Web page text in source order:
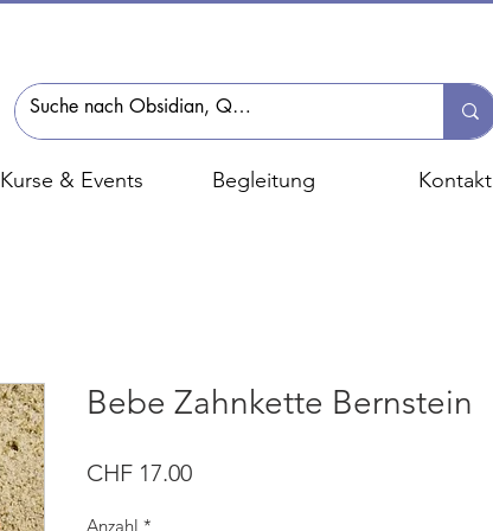
Kurse & Events Begleitung Kontakt
Bebe Zahnkette Bernstein
CHF 17.00Preis
Anzahl *